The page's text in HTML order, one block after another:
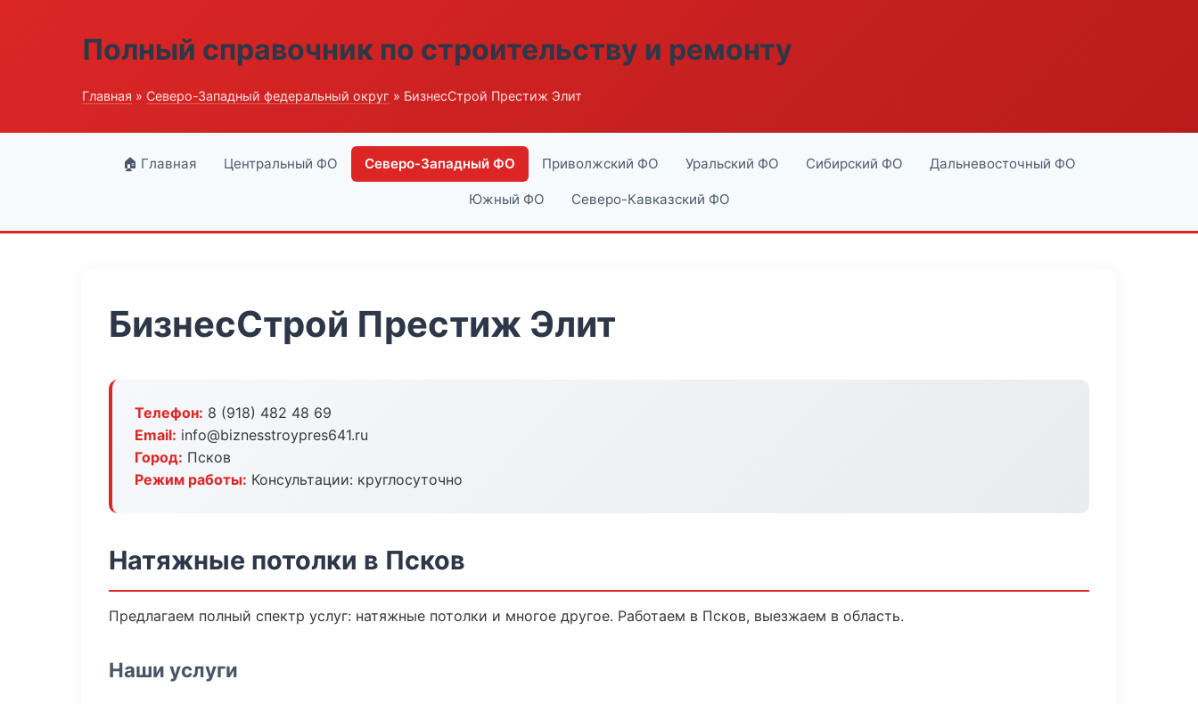
Полный справочник по строительству и ремонту
Главная » Северо-Западный федеральный округ » БизнесСтрой Престиж Элит
🏠 Главная Центральный ФО Северо-Западный ФО Приволжский ФО Уральский ФО Сибирский ФО Дальневосточный ФО
Южный ФО Северо-Кавказский ФО
БизнесСтрой Престиж Элит
Телефон: 8 (918) 482 48 69
Email: info@biznesstroypres641.ru
Город: Псков
Режим работы: Консультации: круглосуточно
Натяжные потолки в Псков
Предлагаем полный спектр услуг: натяжные потолки и многое другое. Работаем в Псков, выезжаем в область.
Наши услуги